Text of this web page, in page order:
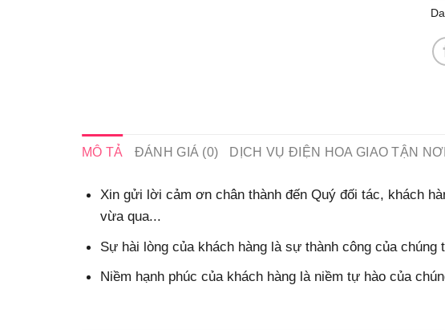
MÔ TẢ ĐÁNH GIÁ (0) DỊCH VỤ ĐIỆN HOA GIAO TẬN NƠI
Xin gửi lời cảm ơn chân thành đến Quý đối tác, khách
vừa qua...
Sự hài lòng của khách hàng là sự thành công của chúng
Niềm hạnh phúc của khách hàng là niềm tự hào của